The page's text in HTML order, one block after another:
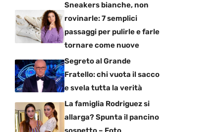
Sneakers bianche, non
rovinarle: 7 semplici
passaggi per pulirle e farle
tornare come nuove
Segreto al Grande
Fratello: chi vuota il sacco
e svela tutta la verità
La famiglia Rodriguez si
allarga? Spunta il pancino